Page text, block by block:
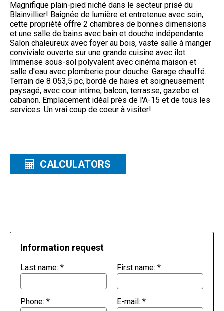
Magnifique plain-pied niché dans le secteur prisé du
Blainvillier! Baignée de lumière et entretenue avec soin,
cette propriété offre 2 chambres de bonnes dimensions
et une salle de bains avec bain et douche indépendante.
Salon chaleureux avec foyer au bois, vaste salle à manger
conviviale ouverte sur une grande cuisine avec îlot.
Immense sous-sol polyvalent avec cinéma maison et
salle d'eau avec plomberie pour douche. Garage chauffé.
Terrain de 8 053,5 pc, bordé de haies et soigneusement
paysagé, avec cour intime, balcon, terrasse, gazebo et
cabanon. Emplacement idéal près de l'A-15 et de tous les
services. Un vrai coup de coeur à visiter!
CALCULATORS
Information request
Last name: * First name: *
Phone: * E-mail: *